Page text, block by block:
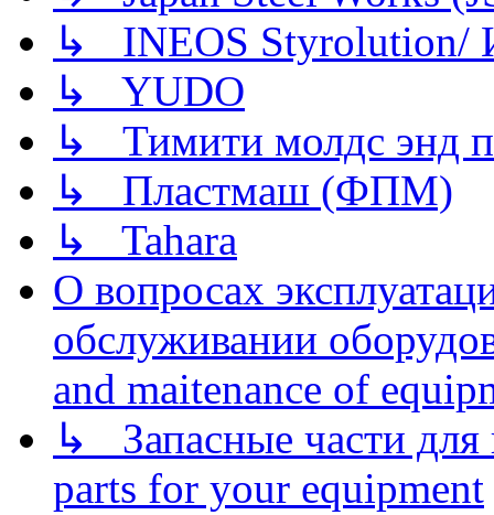
↳ INEOS
↳ YUDO
↳ Тимити молдс энд
↳ Пластмаш (ФПМ)
↳ Tahara
О вопросах
обслуживании
and maitenance of
↳ Запасные части для
parts for your equipment